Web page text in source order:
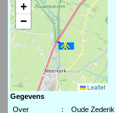
+
−
Leaflet
Gegevens
Over
:
Oude Zederik